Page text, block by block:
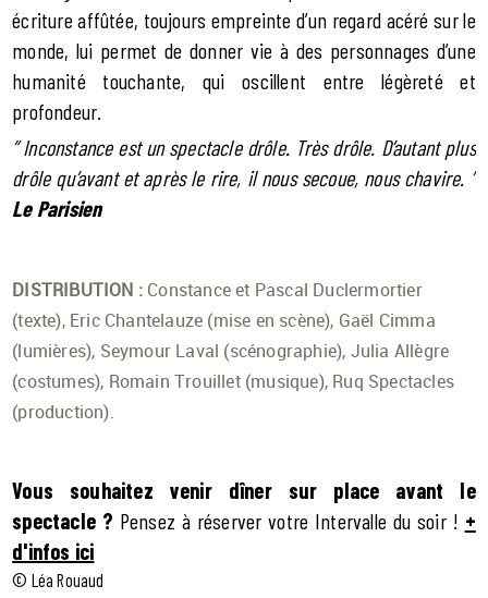
écriture affûtée, toujours empreinte d’un regard acéré sur le
monde, lui permet de donner vie à des personnages d’une
humanité touchante, qui oscillent entre légèreté et
profondeur.
“ Inconstance est un spectacle drôle. Très drôle. D’autant plus
drôle qu’avant et après le rire, il nous secoue, nous chavire. ”
Le Parisien
DISTRIBUTION : Constance et Pascal Duclermortier
(texte), Eric Chantelauze (mise en scène), Gaël Cimma
(lumières), Seymour Laval (scénographie), Julia Allègre
(costumes), Romain Trouillet (musique), Ruq Spectacles
(production).
Vous souhaitez venir dîner sur place avant le
spectacle ? Pensez à réserver votre Intervalle du soir ! +
d'infos ici
© Léa Rouaud